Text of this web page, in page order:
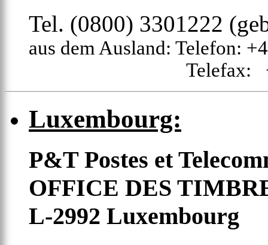
Tel. (0800) 3301222
aus dem Ausland: Telefon:
Telefax: +49
Luxembourg:
P&T Postes et
OFFICE DES
L-2992 Luxembourg